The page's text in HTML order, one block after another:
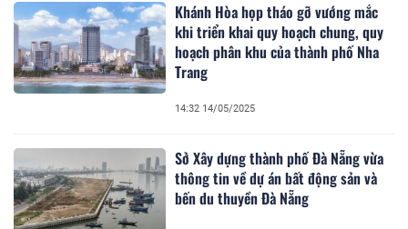
Khánh Hòa họp tháo gỡ vướng mắc
khi triển khai quy hoạch chung, quy
hoạch phân khu của thành phố Nha
Trang
14:32 14/05/2025
Sở Xây dựng thành phố Đà Nẵng vừa
thông tin về dự án bất động sản và
bến du thuyền Đà Nẵng